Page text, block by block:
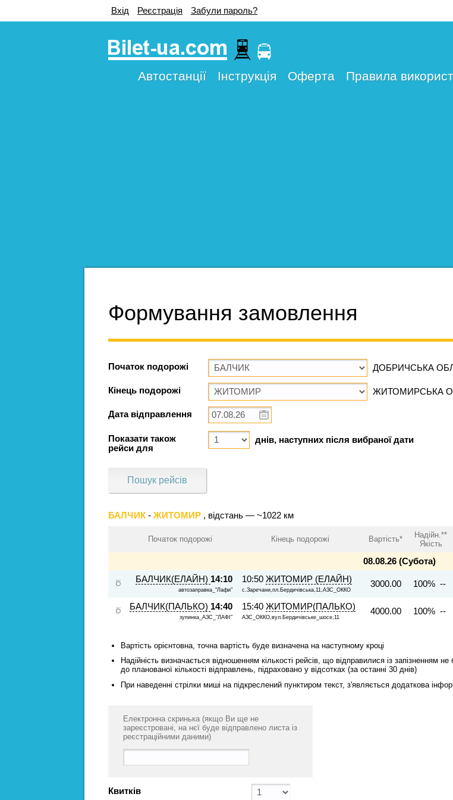
Вхід Реєстрація Забули пароль?
Автостанції Інструкція Оферта Правила
Формування замовлення
Початок подорожі ДОБРИЧСЬКА
Кінець подорожі ЖИТОМИРСЬКА
Дата відправлення
Показати також
рейси для
днів, наступних після вибраної дати
Пошук рейсів
БАЛЧИК - ЖИТОМИР , відстань — ~1022 км
Початок подорожі Кінець подорожі Вартість*
Надійн.**
Якість
08.08.26 (Субота)
БАЛЧИК(ЕЛАЙН) 14:10
автозаправка_"Лафи"
10:50 ЖИТОМИР (ЕЛАЙН)
с.Заречани,пл.Бердичівська,11,АЗС_ОККО
3000.00 100% --
БАЛЧИК(ПАЛЬКО) 14:40
зупинка_АЗС_"ЛАФІ"
15:40 ЖИТОМИР(ПАЛЬКО)
АЗС_ОККО,вул.Бердичівське_шосе,11
4000.00 100% --
Вартість орієнтовна, точна вартість буде визначена на наступному кроці
Надійність визначається відношенням кількості рейсів, що відправилися із запізненням
до планованої кількості відправлень, підраховано у відсотках (за останні 30 днів)
При наведенні стрілки миші на підкреслений пунктиром текст, з'являється додаткова
Електронна скринька (якщо Ви ще не
зареєстровані, на нєї буде відправлено листа із
реєстраційними даними)
Квитків